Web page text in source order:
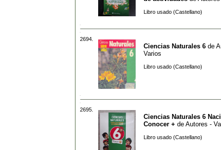
Libro usado (Castellano)
2694.
Ciencias Naturales 6 de
Varios
Libro usado (Castellano)
2695.
Ciencias Naturales 6
Conocer + de Autores -
Libro usado (Castellano)